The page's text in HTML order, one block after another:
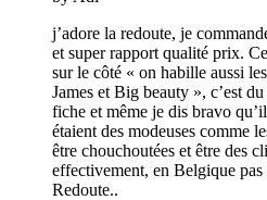
j’adore la redoute, je
et super rapport qualité prix.
sur le côté « on habille aussi
James et Big beauty », c’est
fiche et même je dis bravo
étaient des modeuses comme
être chouchoutées et être des
effectivement, en Belgique pas
Redoute..